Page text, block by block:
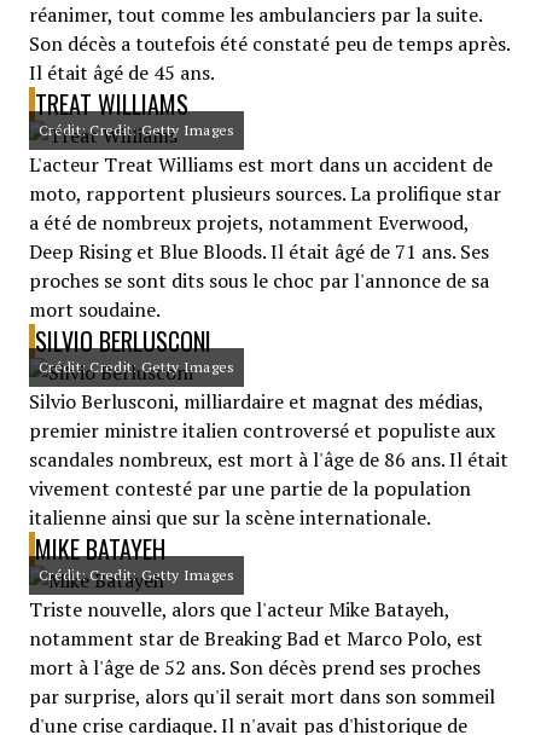
réanimer, tout comme les ambulanciers par la suite.
Son décès a toutefois été constaté peu de temps après.
Il était âgé de 45 ans.
TREAT WILLIAMS
Crédit: Credit: Getty Images
L'acteur Treat Williams est mort dans un accident de
moto, rapportent plusieurs sources. La prolifique star
a été de nombreux projets, notamment Everwood,
Deep Rising et Blue Bloods. Il était âgé de 71 ans. Ses
proches se sont dits sous le choc par l'annonce de sa
mort soudaine.
SILVIO BERLUSCONI
Crédit: Credit: Getty Images
Silvio Berlusconi, milliardaire et magnat des médias,
premier ministre italien controversé et populiste aux
scandales nombreux, est mort à l'âge de 86 ans. Il était
vivement contesté par une partie de la population
italienne ainsi que sur la scène internationale.
MIKE BATAYEH
Crédit: Credit: Getty Images
Triste nouvelle, alors que l'acteur Mike Batayeh,
notamment star de Breaking Bad et Marco Polo, est
mort à l'âge de 52 ans. Son décès prend ses proches
par surprise, alors qu'il serait mort dans son sommeil
d'une crise cardiaque. Il n'avait pas d'historique de